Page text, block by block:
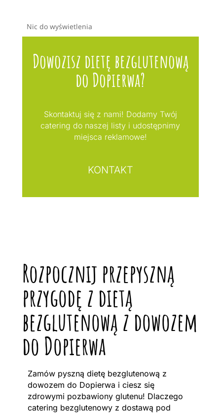
Nic do wyświetlenia
Dowozisz dietę bezglutenową
do Dopierwa?
Skontaktuj się z nami! Dodamy Twój
catering do naszej listy i udostępnimy
miejsca reklamowe!
KONTAKT
Rozpocznij przepyszną
przygodę z dietą
bezglutenową z dowozem
do Dopierwa
Zamów pyszną dietę bezglutenową z
dowozem do Dopierwa i ciesz się
zdrowymi pozbawiony glutenu! Dlaczego
catering bezglutenowy z dostawą pod